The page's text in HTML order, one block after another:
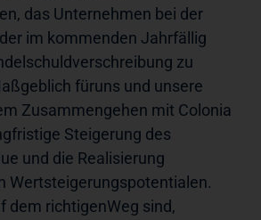
das Unternehmen bei der
im kommenden Jahrfällig
zu
füruns und unsere
Zusammengehen mit Colonia
Steigerung des
und die Realisierung
Wertsteigerungspotentialen.
dem richtigenWeg sind,